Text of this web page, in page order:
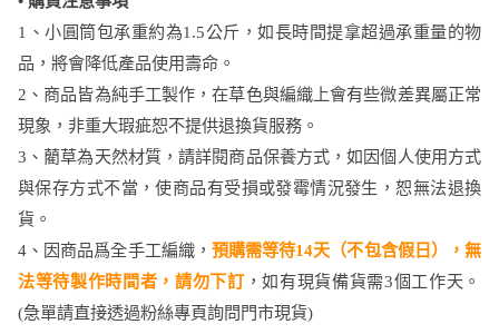
1、小圓筒包承重約為1.5公斤，如長時間提拿超過承重量的物
品，將會降低產品使用壽命。
2、商品皆為純手工製作，在草色與編織上會有些微差異屬正常
現象，非重大瑕疵恕不提供退換貨服務。
3、藺草為天然材質，請詳閱商品保養方式，如因個人使用方式
與保存方式不當，使商品有受損或發霉情況發生，恕無法退換
貨。
4、因商品爲全手工編織， 預購需等待14天（不包含假日），無
法等待製作時間者，請勿下訂，如有現貨備貨需3個工作天。​
(急單請直接透過粉絲專頁詢問門市現貨)